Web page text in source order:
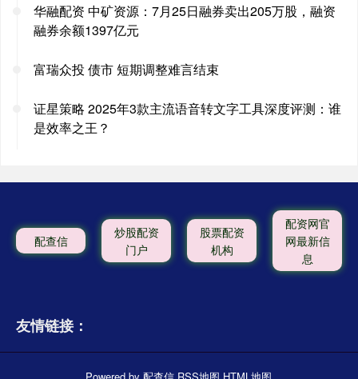
华融配资 中矿资源：7月25日融券卖出205万股，融资
融券余额1397亿元
富瑞众投 债市 短期调整难言结束
证星策略 2025年3款主流语音转文字工具深度评测：谁
是效率之王？
配查信
炒股配资
门户
股票配资
机构
配资网官
网最新信
息
友情链接：